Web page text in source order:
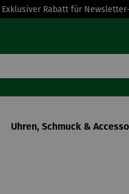
Exklusiver Rabatt für
Uhren, Schmuck &